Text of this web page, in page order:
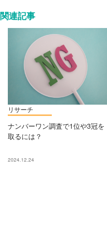
関連記事
リサーチ
ナンバーワン調査で1位や3冠を
取るには？
2024.12.24